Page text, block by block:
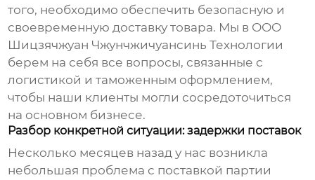
того, необходимо обеспечить безопасную и
своевременную доставку товара. Мы в ООО
Шицзячжуан Чжунчжичуансинь Технологии
берем на себя все вопросы, связанные с
логистикой и таможенным оформлением,
чтобы наши клиенты могли сосредоточиться
на основном бизнесе.
Разбор конкретной ситуации: задержки поставок
Несколько месяцев назад у нас возникла
небольшая проблема с поставкой партии